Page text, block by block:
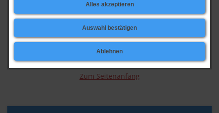
Alles akzeptieren
Auswahl bestätigen
Ablehnen
Informieren Sie sich über das
Tourismuskonzept der Gemeinde Walkenried
zurück
Zum Seitenanfang